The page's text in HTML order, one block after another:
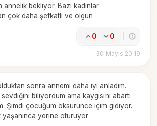
annelik bekliyor. Bazı kadınlar
çok daha şefkatli ve olgun
0 0
30 Mayıs 20:19
sonra annemi daha iyi anladım.
biliyordum ama kaygısını abartı
Şimdi çocuğum öksürünce içim gidiyor.
yaşanınca yerine oturuyor